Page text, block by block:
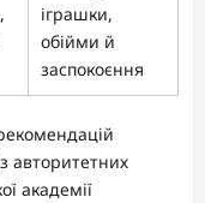
іграшки,
обійми й
заспокоєння
авторитетних
академії